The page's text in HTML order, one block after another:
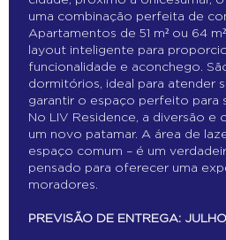
uma combinação perfeita de
Apartamentos de 51 m² ou 64
layout inteligente para
funcionalidade e aconchego.
dormitórios, ideal para atender
garantir o espaço perfeito para
No LIV Residence, a diversão e
um novo patamar. A área de
espaço comum – é um
pensado para oferecer uma
moradores.
PREVISÃO DE ENTREGA: